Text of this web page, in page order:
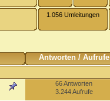
1.056 Umleitungen
Antworten/ Aufrufe
66 Antworten
3.244 Aufrufe